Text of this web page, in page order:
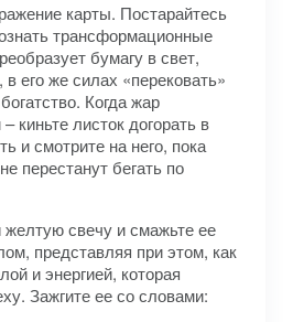
карты. Постарайтесь
трансформационные
бумагу в свет,
его же силах «перековать»
Когда жар
киньте листок догорать в
и смотрите на него, пока
перестанут бегать по
желтую свечу и смажьте ее
представляя при этом, как
и энергией, которая
Зажгите ее со словами: